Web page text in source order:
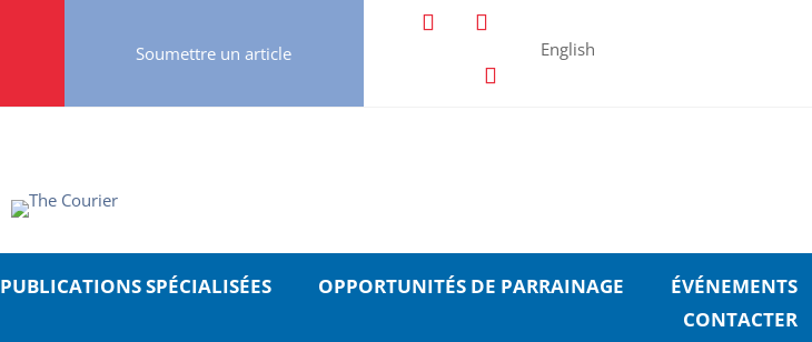
Soumettre un article English
PUBLICATIONS SPÉCIALISÉES OPPORTUNITÉS DE PARRAINAGE
ÉVÉNEMENTS
CONTACTER